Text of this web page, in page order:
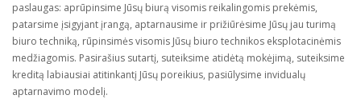
paslaugas: aprūpinsime Jūsų biurą visomis reikalingomis prekėmis,
patarsime įsigyjant įrangą, aptarnausime ir prižiūrėsime Jūsų jau turimą
biuro techniką, rūpinsimės visomis Jūsų biuro technikos eksplotacinėmis
medžiagomis. Pasirašius sutartį, suteiksime atidėtą mokėjimą, suteiksime
kreditą labiausiai atitinkantį Jūsų poreikius, pasiūlysime invidualų
aptarnavimo modelį.